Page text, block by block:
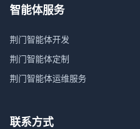
智能体服务
荆门智能体开发
荆门智能体定制
荆门智能体运维服务
联系方式